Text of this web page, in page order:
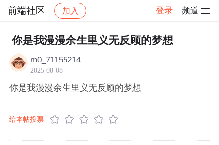
前端社区 加入 登录 频道
社区 前端社区 感慨 帖子详情
你是我漫漫余生里义无反顾的梦想
m0_71155214
2025-08-08
你是我漫漫余生里义无反顾的梦想
给本帖投票